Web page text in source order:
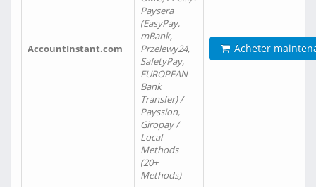
AccountInstant.com
Paysera
(EasyPay,
mBank,
Przelewy24,
SafetyPay,
EUROPEAN
Bank
Transfer) /
Payssion,
Giropay /
Local
Methods
(20+
Methods)
Acheter